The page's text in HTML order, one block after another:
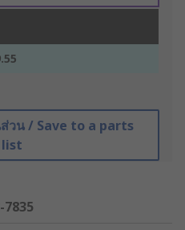
วน / Save to a parts
list
7835